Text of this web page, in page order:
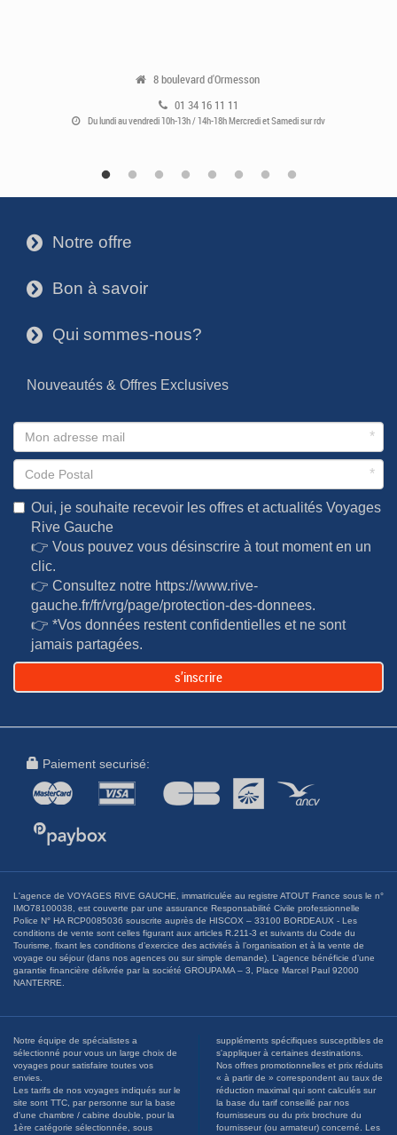
8 boulevard d'Ormesson
01 34 16 11 11
Du lundi au vendredi 10h-13h / 14h-18h Mercredi et Samedi sur rdv
3 Notre offre
3 Bon à savoir
3 Qui sommes-nous?
Nouveautés & Offres Exclusives
*
*
Oui, je souhaite recevoir les offres et actualités Voyages
Rive Gauche
👉 Vous pouvez vous désinscrire à tout moment en un
clic.
👉 Consultez notre https://www.rive-
gauche.fr/fr/vrg/page/protection-des-donnees.
👉 *Vos données restent confidentielles et ne sont
jamais partagées.
s’inscrire
Paiement securisé:
L'agence de VOYAGES RIVE GAUCHE, immatriculée au registre ATOUT France sous le n°
IMO78100038, est couverte par une assurance Responsabilité Civile professionnelle
Police N° HA RCP0085036 souscrite auprès de HISCOX – 33100 BORDEAUX - Les
conditions de vente sont celles figurant aux articles R.211-3 et suivants du Code du
Tourisme, fixant les conditions d’exercice des activités à l’organisation et à la vente de
voyage ou séjour (dans nos agences ou sur simple demande). L’agence bénéficie d’une
garantie financière délivrée par la société GROUPAMA – 3, Place Marcel Paul 92000
NANTERRE.
Notre équipe de spécialistes a
sélectionné pour vous un large choix de
voyages pour satisfaire toutes vos
envies.
Les tarifs de nos voyages indiqués sur le
site sont TTC, par personne sur la base
d'une chambre / cabine double, pour la
1ère catégorie sélectionnée, sous
suppléments spécifiques susceptibles de
s'appliquer à certaines destinations.
Nos offres promotionnelles et prix réduits
« à partir de » correspondent au taux de
réduction maximal qui sont calculés sur
la base du tarif conseillé par nos
fournisseurs ou du prix brochure du
fournisseur (ou armateur) concerné. Les